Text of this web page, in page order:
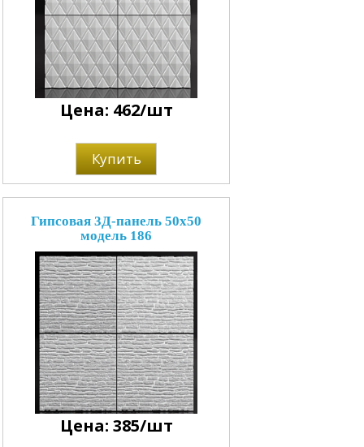
Цена: 462/шт
Купить
Гипсовая 3Д-панель 50x50
модель 186
Цена: 385/шт